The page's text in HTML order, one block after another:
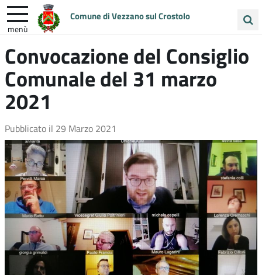
Comune di Vezzano sul Crostolo
menù
nel
sito
ENTRA IN COMUNE VIVI VEZZANO
UNIONE COLLINE MATILDICHE
Convocazione del Consiglio
Comunale del 31 marzo
2021
Pubblicato il 29 Marzo 2021